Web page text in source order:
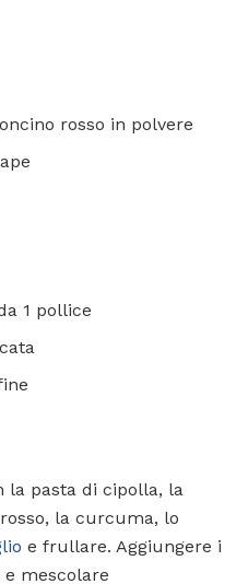
rosso in polvere
1 pollice
la pasta di cipolla, la
la curcuma, lo
e frullare. Aggiungere i
mescolare